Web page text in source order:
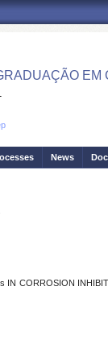
News
IN CORROSION